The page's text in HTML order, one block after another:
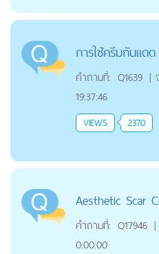
การใช้ครีมกันแดด
คำถามที่: Q1639 |
19:37:46
VIEWS 2370
Aesthetic Scar
คำถามที่: Q17946 |
0:00:00